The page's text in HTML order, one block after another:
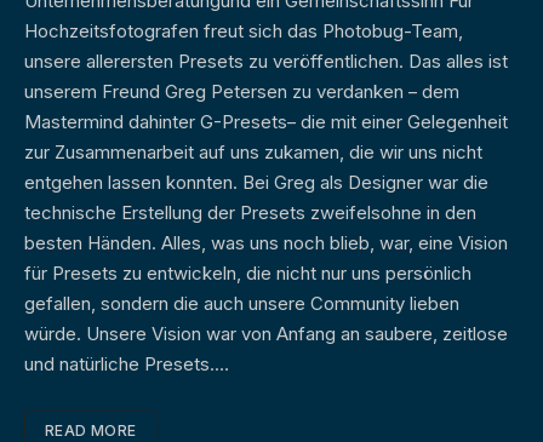
Hochzeitsfotografen freut sich das Photobug-Team,
unsere allerersten Presets zu veröffentlichen. Das alles ist
unserem Freund Greg Petersen zu verdanken – dem
Mastermind dahinter G-Presets– die mit einer Gelegenheit
zur Zusammenarbeit auf uns zukamen, die wir uns nicht
entgehen lassen konnten. Bei Greg als Designer war die
technische Erstellung der Presets zweifelsohne in den
besten Händen. Alles, was uns noch blieb, war, eine Vision
für Presets zu entwickeln, die nicht nur uns persönlich
gefallen, sondern die auch unsere Community lieben
würde. Unsere Vision war von Anfang an saubere, zeitlose
und natürliche Presets.…
READ MORE